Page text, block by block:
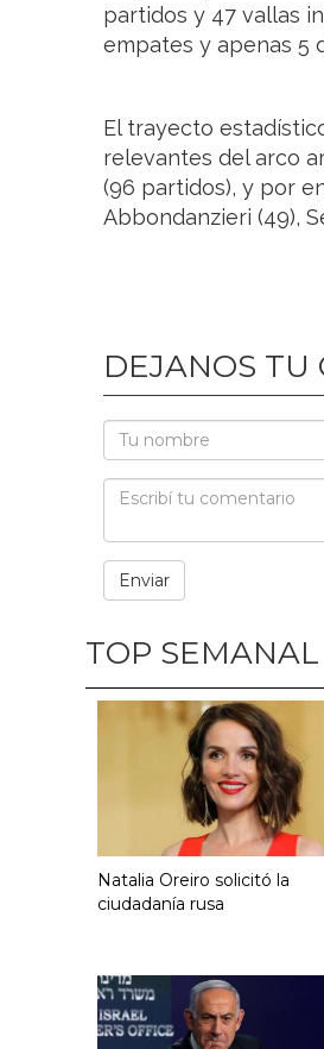
partidos y 47 vallas
empates y apenas 5
El trayecto
relevantes del arco
(96 partidos), y por
Abbondanzieri (49),
DEJANOS TU
TOP SEMANAL
Natalia Oreiro solicitó la
ciudadanía rusa